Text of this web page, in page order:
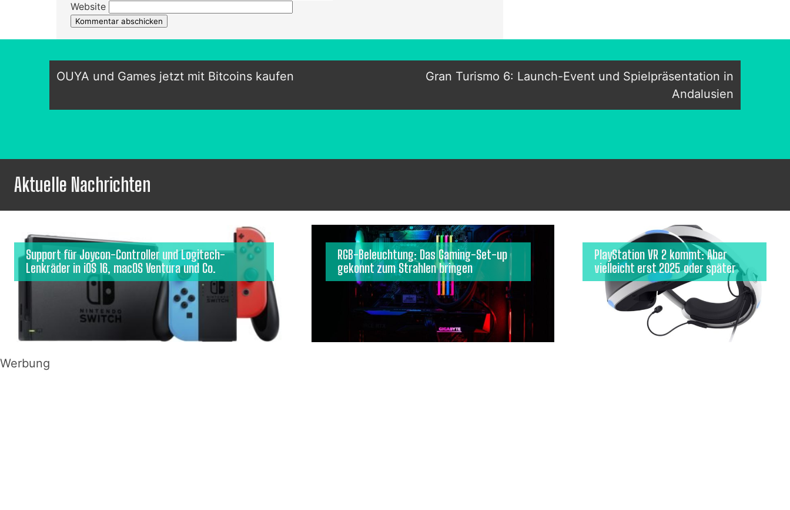
Website
OUYA und Games jetzt mit Bitcoins kaufen
Gran Turismo 6: Launch-Event und Spielpräsentation in
Andalusien
Aktuelle Nachrichten
Support für Joycon-Controller und Logitech-
Lenkräder in iOS 16, macOS Ventura und Co.
RGB-Beleuchtung: Das Gaming-Set-up
gekonnt zum Strahlen bringen
PlayStation VR 2 kommt: Aber
vielleicht erst 2025 oder später
Werbung